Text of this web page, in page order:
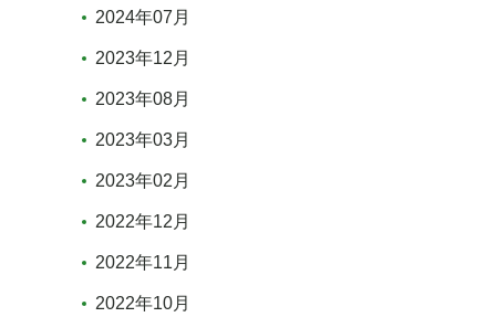
2024年07月
2023年12月
2023年08月
2023年03月
2023年02月
2022年12月
2022年11月
2022年10月